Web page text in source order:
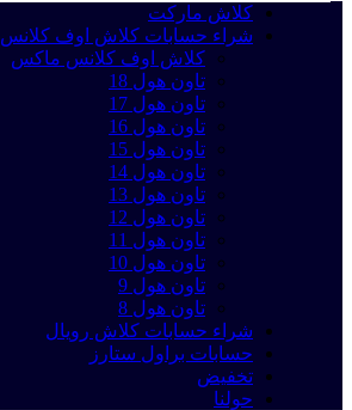
كلاش ماركت
شراء حسابات كلاش اوف كلانس
كلاش اوف كلانس ماكس
تاون هول 18
تاون هول 17
تاون هول 16
تاون هول 15
تاون هول 14
تاون هول 13
تاون هول 12
تاون هول 11
تاون هول 10
تاون هول 9
تاون هول 8
شراء حسابات كلاش رويال
حسابات براول ستارز
تخفيض
حولنا